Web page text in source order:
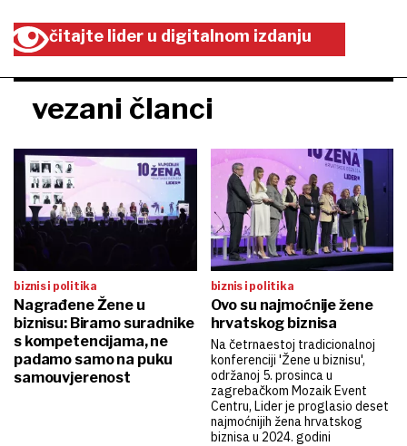
čitajte lider u digitalnom izdanju
vezani članci
biznis i politika
Nagrađene Žene u
biznisu: Biramo suradnike
s kompetencijama, ne
padamo samo na puku
samouvjerenost
biznis i politika
Ovo su najmoćnije žene
hrvatskog biznisa
Na četrnaestoj tradicionalnoj
konferenciji 'Žene u biznisu',
održanoj 5. prosinca u
zagrebačkom Mozaik Event
Centru, Lider je proglasio deset
najmoćnijih žena hrvatskog
biznisa u 2024. godini